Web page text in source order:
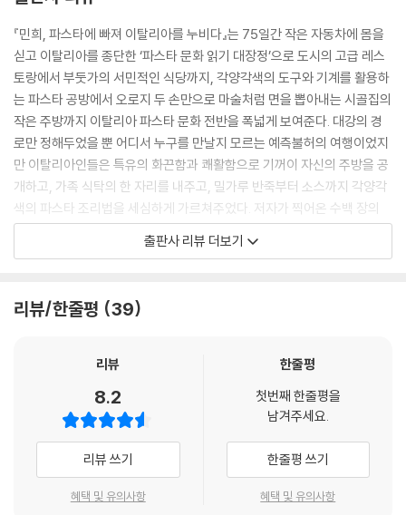
……그 모든 마음고생이 한순간에 이렇게 무색해질 줄이야. 처음으로 제대
로 된 목적지에 도착해 이렇게 좋은 분들을 만나 함께 서 있는 내가 믿기지
가 않아 셔터도 누르기 전에 울컥 눈물이 올라왔다. 사진을 다 찍고 나자 할
머니가 공방 모퉁이의 집으로 나를 데리고 들어가셨다. 이탈리아어를 거의
할 줄 몰라 갑자기 내가 왜 울었는지 제대로 된 설명은 못했지만, 먼 길을
돌아 그곳까지 찾아온 내 마음을 알고 계셨는지 따뜻한 차를 내주시고 한
손에는 파스타를 한가득, 다른 한 손에는 가면서 먹으라며 쿠키를 한 움큼
싸 주셨다. 공방을 나서는 길에 나는 할머니를 꼭 안아드렸다.
‘고맙습니다. 마음을 따뜻하게 데워주셔서…….’ --- p.113
식사는 3시간이나 이어졌다. 그 많은 접시가 차례로 비워지는 동안 어른들
“카페?”라는 한마디에 접시가 빠진 빈자리가 작은 에스프레소 잔으로 좌
와인 잔을 뱅글뱅글 돌리고 있었지만, 그래도 손가락 끝으로는 남은 돌체
한 개씩을 집고 있었다.
어질러진 식탁은 그대로 놓아둔 채 특별한 주제도 없이 이어지는 소소한
이야기들에 다 같이 웃었다. 일곱 살짜리 막내 세레나는 이젠 지겨워 죽겠
다는 표정을 짓고 있었고, 할머니와 피오렐라의 엄마는 남은 접시들을 차
곡차곡 포개어 부엌으로 가져가기 시작했다. (중략)
아마 아주 오랜 후에 내가 이 마을에 다시 온다고 해도 피오렐라네는 오늘
『민희, 파스타에 빠져 이탈리아를 누비다』는 75일간 작은 자동차에 몸을
싣고 이탈리아를 종단한 ‘파스타 문화 읽기 대장정’으로 도시의 고급 레스
토랑에서 부둣가의 서민적인 식당까지, 각양각색의 도구와 기계를 활용하
는 파스타 공방에서 오로지 두 손만으로 마술처럼 면을 뽑아내는 시골집의
작은 주방까지 이탈리아 파스타 문화 전반을 폭넓게 보여준다. 대강의 경
로만 정해두었을 뿐 어디서 누구를 만날지 모르는 예측불허의 여행이었지
만 이탈리아인들은 특유의 화끈함과 쾌활함으로 기꺼이 자신의 주방을 공
개하고, 가족 식탁의 한 자리를 내주고, 밀가루 반죽부터 소스까지 각양각
색의 파스타 조리법을 세심하게 가르쳐주었다. 저자가 찍어온 수백 장의
사진에는 이탈리아인들의 넉넉하고 건강한 웃음이 가득하다.
저자는 이탈리아 각지의 문화와 환경이 고스란히 반영된 개성 있는 파스타
탈리아인을 알고 싶으면 그들과 함께 식탁에서 파스타를 먹어라.”라는 속
해 이탈리아 문화를 발견해가는 한층 풍부한 의미를 띤 여정이 되었다. 또
한 저자는 오랜 세월 같은 자리에서 같은 음식을 만들어온 이들이 보여준
삶에 대한 긍정성에서 자신의 여행을 일회성 이벤트가 아니라 새 삶의 자
양분으로 만들어갈 태도를 배우고 돌아온다.
출판사 리뷰 더보기
리뷰/한줄평 39
리뷰
8.2
리뷰 쓰기
혜택 및 유의사항
한줄평
첫번째 한줄평을
남겨주세요.
한줄평 쓰기
혜택 및 유의사항